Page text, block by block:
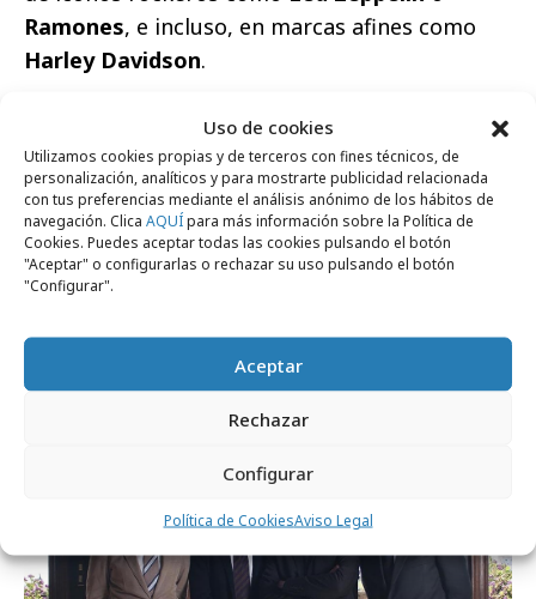
Uso de cookies
Utilizamos cookies propias y de terceros con fines técnicos, de
personalización, analíticos y para mostrarte publicidad relacionada
con tus preferencias mediante el análisis anónimo de los hábitos de
navegación. Clica AQUÍpara más información sobre la Política de
Cookies. Puedes aceptar todas las cookies pulsando el botón
"Aceptar" o configurarlas o rechazar su uso pulsando el botón
"Configurar".
Aceptar
Rechazar
Configurar
Política de CookiesAviso Legal
Ramones, e incluso, en marcas afines como
Harley Davidson.
Comparte
Noticias Relacionadas